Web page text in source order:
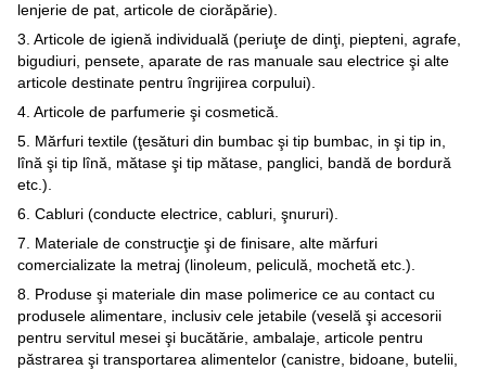
lenjerie de pat, articole de ciorăpărie).
3. Articole de igienă individuală (periuţe de dinţi, piepteni, agrafe,
bigudiuri, pensete, aparate de ras manuale sau electrice şi alte
articole destinate pentru îngrijirea corpului).
4. Articole de parfumerie şi cosmetică.
5. Mărfuri textile (ţesături din bumbac şi tip bumbac, in şi tip in,
lînă şi tip lînă, mătase şi tip mătase, panglici, bandă de bordură
etc.).
6. Cabluri (conducte electrice, cabluri, şnururi).
7. Materiale de construcţie şi de finisare, alte mărfuri
comercializate la metraj (linoleum, peliculă, mochetă etc.).
8. Produse şi materiale din mase polimerice ce au contact cu
produsele alimentare, inclusiv cele jetabile (veselă şi accesorii
pentru servitul mesei şi bucătărie, ambalaje, articole pentru
păstrarea şi transportarea alimentelor (canistre, bidoane, butelii,